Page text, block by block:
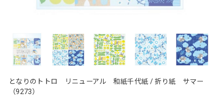
となりのトトロ リニューアル 和紙千代紙 / 折り紙 サマー
（9273）